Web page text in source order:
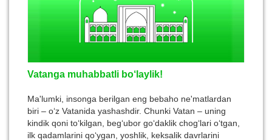
Vatanga muhabbatli bo‘laylik!
Ma'lumki, insonga berilgan eng bebaho ne'matlardan
biri – o‘z Vatanida yashashdir. Chunki Vatan – uning
kindik qoni to‘kilgan, beg‘ubor go‘daklik chog‘lari o‘tgan,
ilk qadamlarini qo‘ygan, yoshlik, keksalik davrlarini